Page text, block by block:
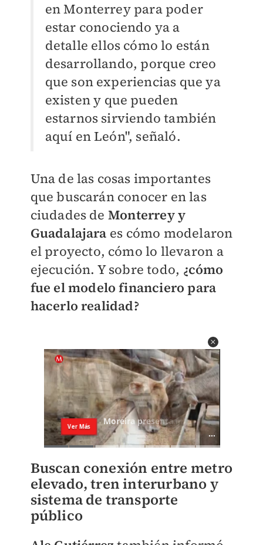
en Monterrey para poder
estar conociendo ya a
detalle ellos cómo lo están
desarrollando, porque creo
que son experiencias que ya
existen y que pueden
estarnos sirviendo también
aquí en León", señaló.
Una de las cosas importantes
que buscarán conocer en las
ciudades de Monterrey y
Guadalajara es cómo modelaron
el proyecto, cómo lo llevaron a
ejecución. Y sobre todo, ¿cómo
fue el modelo financiero para
hacerlo realidad?
Buscan conexión entre metro
elevado, tren interurbano y
sistema de transporte
público